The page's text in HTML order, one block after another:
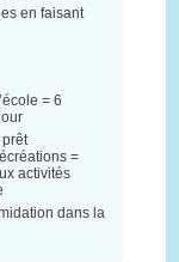
en faisant
= 6
=
activités
dans la